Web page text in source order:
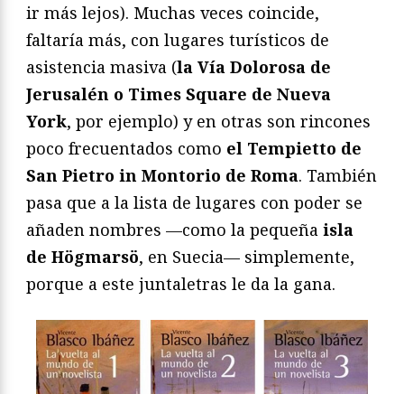
ir más lejos). Muchas veces coincide,
faltaría más, con lugares turísticos de
asistencia masiva (la Vía Dolorosa de
Jerusalén o Times Square de Nueva
York, por ejemplo) y en otras son rincones
poco frecuentados como el Tempietto de
San Pietro in Montorio de Roma. También
pasa que a la lista de lugares con poder se
añaden nombres —como la pequeña isla
de Högmarsö, en Suecia— simplemente,
porque a este juntaletras le da la gana.